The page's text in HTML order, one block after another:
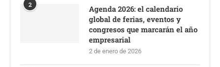
2
Agenda 2026: el calendario
global de ferias, eventos y
congresos que marcarán el año
empresarial
2 de enero de 2026